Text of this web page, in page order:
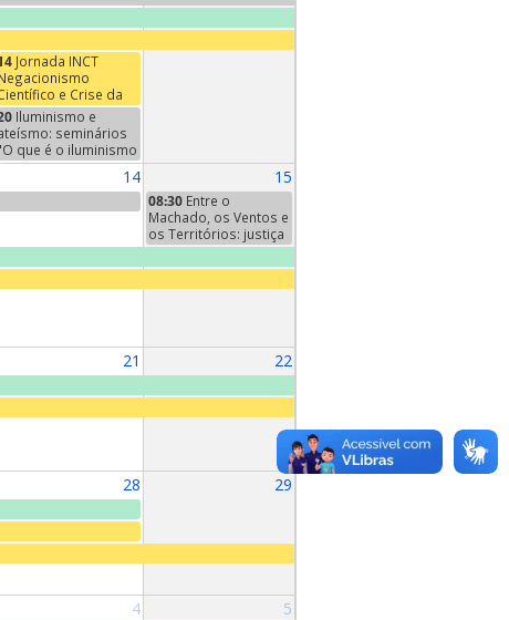
Jornada INCT
e Crise da
Verdade,
e Esfera
Iluminismo e
seminários
que é o iluminismo
Sexto
seminário: "A filosofia
Cassirer,
14 15
08:30 Entre o
Machado, os Ventos e
os Territórios: justiça
climática e
reconhecimento
21 22
28 29
4 5